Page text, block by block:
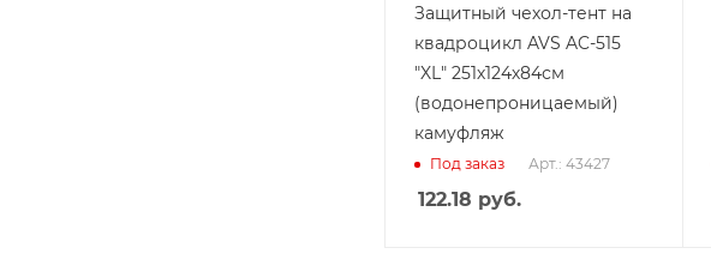
Защитный чехол-тент на
квадроцикл AVS AC-515
"XL" 251х124х84см
(водонепроницаемый)
камуфляж
Под заказ Арт.: 43427
122.18 руб.